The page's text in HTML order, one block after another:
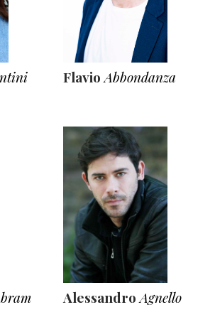
FlavioAbbondanza
AlessandroAgnello